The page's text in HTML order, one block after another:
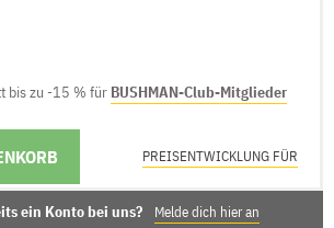
bis zu -15 % für BUSHMAN-Club-Mitglieder
PREISENTWICKLUNG FÜR
ein Konto bei uns? Melde dich hier an